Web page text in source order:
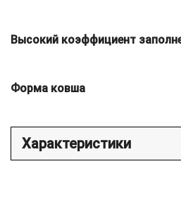
Высокий коэффициент
Форма ковша
Характеристики